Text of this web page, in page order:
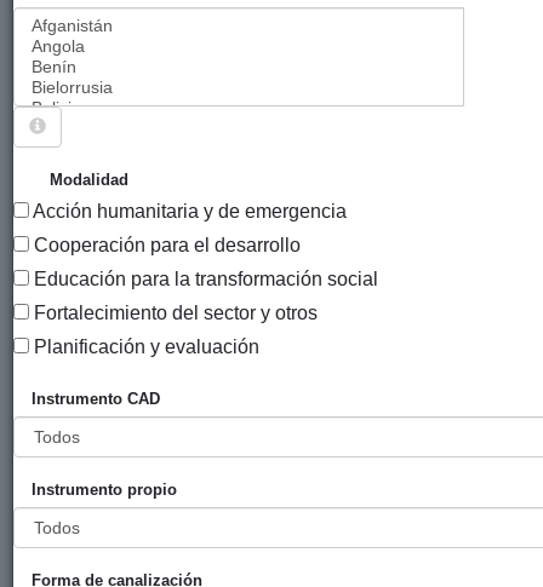
Modalidad
Acción humanitaria y de emergencia
Cooperación para el desarrollo
Educación para la transformación social
Fortalecimiento del sector y otros
Planificación y evaluación
Instrumento CAD
Instrumento propio
Forma de canalización
PROYECTOS (CO)FINANCIADOS POR
AYUNTAMIENTO DE BILBAO.
994 PROYECTOS
Entidad
financiadora
Programa
VACACIONES
Ayuntamiento
Bilbao 2018
Apoyo al
Ayuntamiento